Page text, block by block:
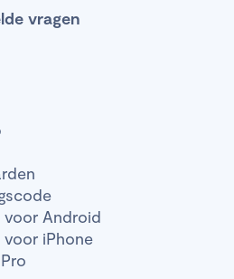
Android
iPhone
vragen